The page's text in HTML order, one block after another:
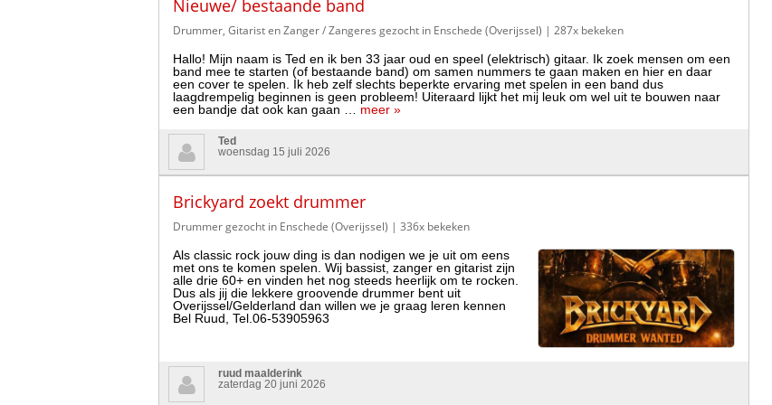
Nieuwe/ bestaande band
Drummer, Gitarist en Zanger / Zangeres gezocht in Enschede (Overijssel) | 287x bekeken
Hallo! Mijn naam is Ted en ik ben 33 jaar oud en speel (elektrisch) gitaar. Ik zoek mensen om een
band mee te starten (of bestaande band) om samen nummers te gaan maken en hier en daar
een cover te spelen. Ik heb zelf slechts beperkte ervaring met spelen in een band dus
laagdrempelig beginnen is geen probleem! Uiteraard lijkt het mij leuk om wel uit te bouwen naar
een bandje dat ook kan gaan … meer »
Ted
woensdag 15 juli 2026
Brickyard zoekt drummer
Drummer gezocht in Enschede (Overijssel) | 336x bekeken
Als classic rock jouw ding is dan nodigen we je uit om eens
met ons te komen spelen. Wij bassist, zanger en gitarist zijn
alle drie 60+ en vinden het nog steeds heerlijk om te rocken.
Dus als jij die lekkere groovende drummer bent uit
Overijssel/Gelderland dan willen we je graag leren kennen
Bel Ruud, Tel.06-53905963
ruud maalderink
zaterdag 20 juni 2026